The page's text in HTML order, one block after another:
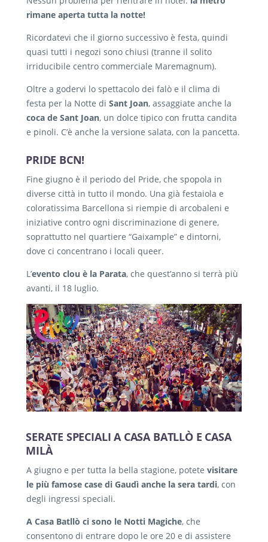
rimane aperta tutta la notte!
Ricordatevi che il giorno successivo è festa, quindi
quasi tutti i negozi sono chiusi (tranne il solito
irriducibile centro commerciale Maremagnum).
Oltre a godervi lo spettacolo dei falò e il clima di
festa per la Notte di Sant Joan, assaggiate anche la
coca de Sant Joan, un dolce tipico con frutta candita
e pinoli. C’è anche la versione salata, con la pancetta.
PRIDE BCN!
Fine giugno è il periodo del Pride, che spopola in
diverse città in tutto il mondo. Una già festaiola e
coloratissima Barcellona si riempie di arcobaleni e
iniziative contro ogni discriminazione di genere,
soprattutto nel quartiere “Gaixample” e dintorni,
dove ci concentrano i locali queer.
L’evento clou è la Parata, che quest’anno si terrà più
avanti, il 18 luglio.
SERATE SPECIALI A CASA BATLLÒ E CASA
MILÀ
A giugno e per tutta la bella stagione, potete visitare
le più famose case di Gaudì anche la sera tardi, con
degli ingressi speciali.
A Casa Batllò ci sono le Notti Magiche, che
consentono di entrare dopo le ore 20 e di assistere